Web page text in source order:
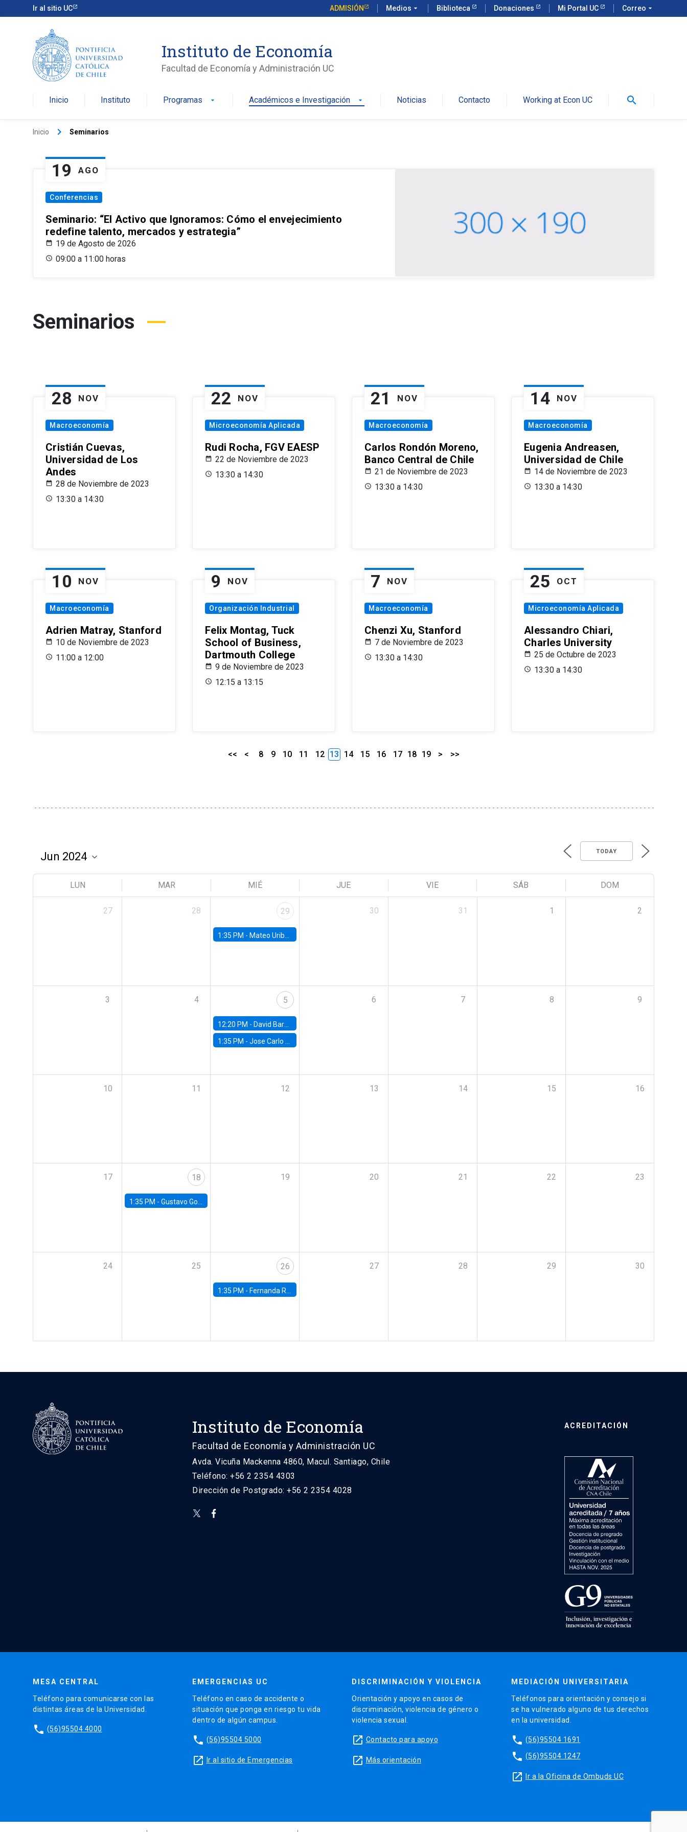
Ir al sitio UC ADMISIÓN Medios arrow_drop_down Biblioteca Donaciones Mi Portal UC Correo arrow_drop_down
Instituto de Economía
Facultad de Economía y Administración UC
Inicio Instituto Programas arrow_drop_down Académicos e Investigación arrow_drop_down Noticias Contacto Working at Econ UC search
Inicio keyboard_arrow_right Seminarios
19 AGO
Conferencias
Seminario: “El Activo que Ignoramos: Cómo el envejecimiento
redefine talento, mercados y estrategia”
19 de Agosto de 2026
09:00 a 11:00 horas
Seminarios
28 NOV
Macroeconomía
Cristián Cuevas,
Universidad de Los
Andes
28 de Noviembre de 2023
13:30 a 14:30
22 NOV
Microeconomía Aplicada
Rudi Rocha, FGV EAESP
22 de Noviembre de 2023
13:30 a 14:30
21 NOV
Macroeconomía
Carlos Rondón Moreno,
Banco Central de Chile
21 de Noviembre de 2023
13:30 a 14:30
14 NOV
Macroeconomía
Eugenia Andreasen,
Universidad de Chile
14 de Noviembre de 2023
13:30 a 14:30
10 NOV
Macroeconomía
Adrien Matray, Stanford
10 de Noviembre de 2023
11:00 a 12:00
9 NOV
Organización Industrial
Felix Montag, Tuck
School of Business,
Dartmouth College
9 de Noviembre de 2023
12:15 a 13:15
7 NOV
Macroeconomía
Chenzi Xu, Stanford
7 de Noviembre de 2023
13:30 a 14:30
25 OCT
Microeconomía Aplicada
Alessandro Chiari,
Charles University
25 de Octubre de 2023
13:30 a 14:30
<< < 8 9 10 11 12 13 14 15 16 17 18 19 > >>
TODAY
LUN MAR MIÉ JUE VIE SÁB DOM
27 28 29
1:35 PM - Mateo Uribe-Castro, Universidad de los Andes (Colombia)
30 31 1 2
3 4 5
12:20 PM - David Bardey, Universidad de los Andes - CEDE
1:35 PM -Jose Carlo Bermudez, UC (ME) & World Bank
6 7 8 9
10 11 12 13 14 15 16
17 18
1:35 PM - Gustavo González, Banco Central de Chile
19 20 21 22 23
24 25 26
1:35 PM - Fernanda Rojas Ampuero, University of Wisconsin-Madison
27 28 29 30
Instituto de Economía
Facultad de Economía y Administración UC
Avda. Vicuña Mackenna 4860, Macul. Santiago, Chile
Teléfono: +56 2 2354 4303
Dirección de Postgrado: +56 2 2354 4028
ACREDITACIÓN
MESA CENTRAL
Teléfono para comunicarse con las
distintas áreas de la Universidad.
phone (56)95504 4000
EMERGENCIAS UC
Teléfono en caso de accidente o
situación que ponga en riesgo tu vida
dentro de algún campus.
phone (56)95504 5000
launch Ir al sitio de Emergencias
DISCRIMINACIÓN Y VIOLENCIA
Orientación y apoyo en casos de
discriminación, violencia de género o
violencia sexual.
launch Contacto para apoyo
launch Más orientación
MEDIACIÓN UNIVERSITARIA
Teléfonos para orientación y consejo si
se ha vulnerado alguno de tus derechos
en la universidad.
phone (56)95504 1691
phone (56)95504 1247
launch Ir a la Oficina de Ombuds UC